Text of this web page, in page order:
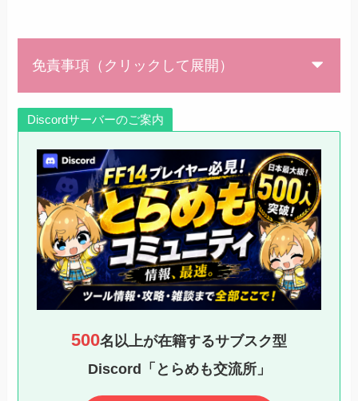
免責事項（クリックして展開）
Discordサーバーのご案内
500名以上が在籍するサブスク型
Discord「とらめも交流所」